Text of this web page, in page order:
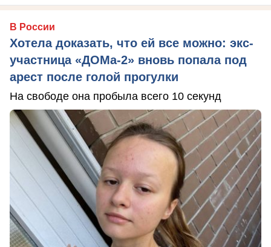
В России
Хотела доказать, что ей все можно: экс-
участница «ДОМа-2» вновь попала под
арест после голой прогулки
На свободе она пробыла всего 10 секунд